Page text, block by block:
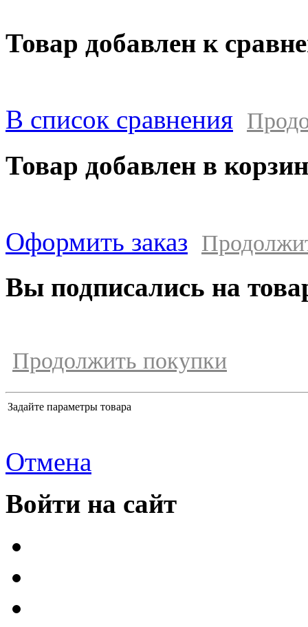
Товар добавлен к
В список сравнения
Товар добавлен в
Оформить заказ
Вы подписались на
Продолжить покупки
Задайте параметры товара
Отмена
Войти на сайт